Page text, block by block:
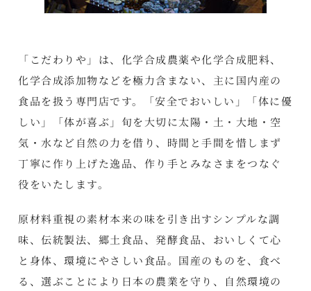
「こだわりや」は、化学合成農薬や化学合成肥料、
化学合成添加物などを極力含まない、主に国内産の
食品を扱う専門店です。「安全でおいしい」「体に優
しい」「体が喜ぶ」旬を大切に太陽・土・大地・空
気・水など自然の力を借り、時間と手間を惜しまず
丁寧に作り上げた逸品、作り手とみなさまをつなぐ
役をいたします。
原材料重視の素材本来の味を引き出すシンプルな調
味、伝統製法、郷土食品、発酵食品、おいしくて心
と身体、環境にやさしい食品。国産のものを、食べ
る、選ぶことにより日本の農業を守り、自然環境の